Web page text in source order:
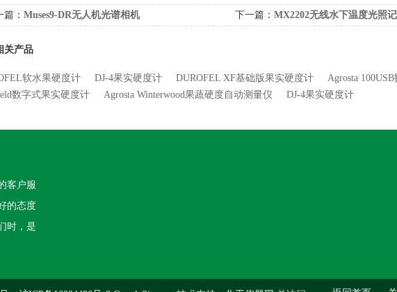
篇： Muses9-DR无人机光谱相机 下一篇： MX2202无线水下温度光照
关产品
软水果硬度计 DJ-4果实硬度计 DUROFEL XF基础版果实硬度计 Agrosta
数字式果实硬度计
Agrosta Winterwood果蔬硬度自动测量仪 DJ-4果实硬度计
客户服
的态度
时，是